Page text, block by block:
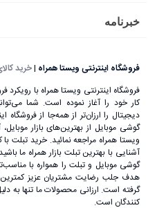
خبرنامه
فروشگاه اینترنتی ویستا همراه |خرید
فروشگاه اینترنتی ویستا همراه با
کار خود را آغاز نموده است. شما
دیجیتال را ارزان‌تر از همه‌جا از فروشگاه
گوشی موبایل از بهترین‌های بازار
ویستا همراه مراجعه نمائید. خرید
آشنایی با بهترین تبلت بازار همراه ما
گوشی موبایل و تبلت را همواره با
هدف جلب رضایت مشتریان عزیز
گرفته است. ارزانی محصولات ما تنها به
کنندگان است.